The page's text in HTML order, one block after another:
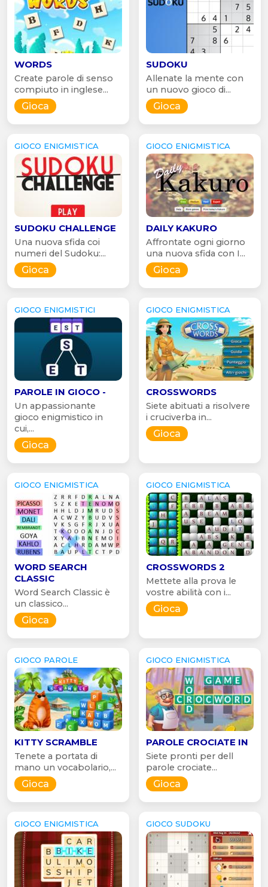
WORDS
Create parole di senso
compiuto in inglese...
Gioca
SUDOKU
Allenate la mente con
un nuovo gioco di...
Gioca
GIOCO ENIGMISTICA
SUDOKU CHALLENGE
Una nuova sfida coi
numeri del Sudoku:...
Gioca
GIOCO ENIGMISTICA
DAILY KAKURO
Affrontate ogni giorno
una nuova sfida con I...
Gioca
GIOCO ENIGMISTICI
PAROLE IN GIOCO -
Un appassionante
gioco enigmistico in
cui,...
Gioca
GIOCO ENIGMISTICA
CROSSWORDS
Siete abituati a risolvere
i cruciverba in...
Gioca
GIOCO ENIGMISTICA
WORD SEARCH
CLASSIC
Word Search Classic è
un classico...
Gioca
GIOCO ENIGMISTICA
CROSSWORDS 2
Mettete alla prova le
vostre abilità con i...
Gioca
GIOCO PAROLE
KITTY SCRAMBLE
Tenete a portata di
mano un vocabolario,...
Gioca
GIOCO ENIGMISTICA
PAROLE CROCIATE IN
Siete pronti per dell
parole crociate...
Gioca
GIOCO ENIGMISTICA GIOCO SUDOKU